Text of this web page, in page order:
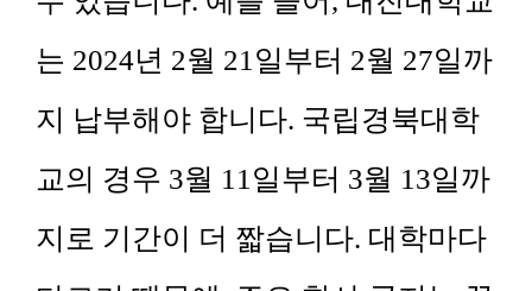
는 2024년 2월 21일부터 2월 27일까
지 납부해야 합니다. 국립경북대학
교의 경우 3월 11일부터 3월 13일까
지로 기간이 더 짧습니다. 대학마다